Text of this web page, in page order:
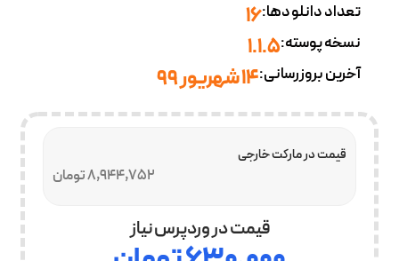
تعداد دانلودها:16
نسخه پوسته:1.1.5
آخرین بروزرسانی:۱۴ شهریور ۹۹
8,944,752 تومان
قیمت در مارکت خارجی
قیمت در وردپرس نیاز